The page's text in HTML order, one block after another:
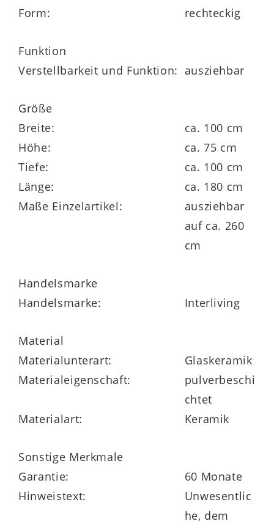
(LxHxT)
großen Esszimmertisches
an Ihren Bedarf und Geschmack anpassen:
Er ist in zwei Größen erhältlich. Die
Tischplatte steht Ihnen außer in
Massivholz auch noch in Glaskeramik zur
Wahl. Darüber hinaus sind passend zum
Tisch Stühle mit und ohne Funktion, in
drei Gestellvarianten und in sechs Bezug-
Die gesamte Interliving Esszimmer Serie
Form:
rechteckig
Funktion
Verstellbarkeit und Funktion: ausziehbar
Größe
Breite:
ca. 100 cm
Höhe:
ca. 75 cm
Tiefe:
ca. 100 cm
Länge:
ca. 180 cm
Maße Einzelartikel:
ausziehbar
auf ca. 260
cm
Handelsmarke
Handelsmarke:
Interliving
Material
Materialunterart:
Glaskeramik
Materialeigenschaft:
pulverbeschi
chtet
Materialart:
Keramik
Sonstige Merkmale
Garantie:
60 Monate
Hinweistext:
Unwesentlic
he, dem